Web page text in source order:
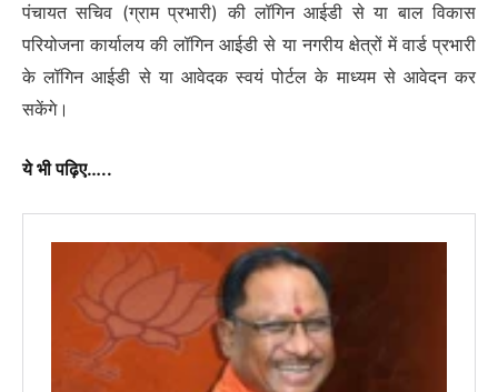
पंचायत सचिव (ग्राम प्रभारी) की लॉगिन आईडी से या बाल विकास
परियोजना कार्यालय की लॉगिन आईडी से या नगरीय क्षेत्रों में वार्ड प्रभारी
के लॉगिन आईडी से या आवेदक स्वयं पोर्टल के माध्यम से आवेदन कर
सकेंगे।
ये भी पढ़िए…..